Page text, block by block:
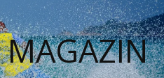
MAGAZIN